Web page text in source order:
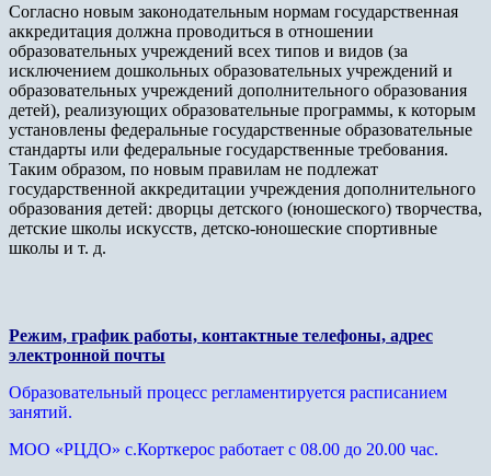
Согласно новым законодательным нормам государственная
аккредитация должна проводиться в отношении
образовательных учреждений всех типов и видов (за
исключением дошкольных образовательных учреждений и
образовательных учреждений дополнительного образования
детей), реализующих образовательные программы, к которым
установлены федеральные государственные образовательные
стандарты или федеральные государственные требования.
Таким образом, по новым правилам не подлежат
государственной аккредитации учреждения дополнительного
образования детей: дворцы детского (юношеского) творчества,
детские школы искусств, детско-юношеские спортивные
школы и т. д.
Режим, график работы, контактные телефоны, адрес
электронной почты
Образовательный процесс регламентируется расписанием
занятий.
МОО «РЦДО» с.Корткерос работает с 08.00 до 20.00 час.